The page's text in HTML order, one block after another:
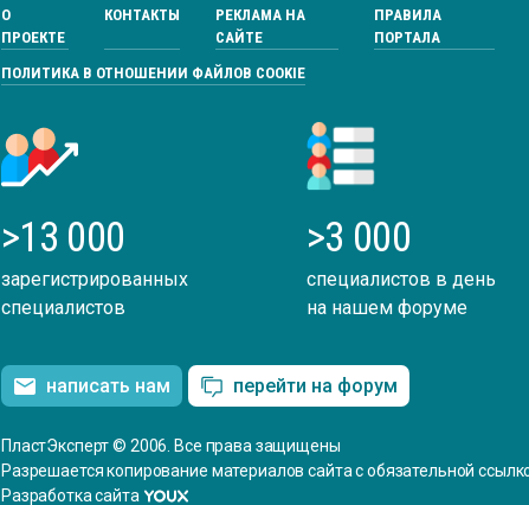
О
ПРОЕКТЕ
КОНТАКТЫ
РЕКЛАМА НА
САЙТЕ
ПРАВИЛА
ПОРТАЛА
ПОЛИТИКА В ОТНОШЕНИИ ФАЙЛОВ COOKIE
>13 000
зарегистрированных
специалистов
>3 000
специалистов в день
на нашем форуме
написать нам перейти на форум
ПластЭксперт © 2006. Все права защищены
Разрешается копирование материалов сайта с обязательной
Разработка сайта